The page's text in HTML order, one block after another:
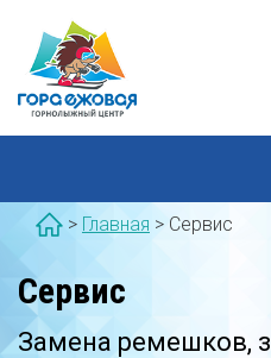
content
> Главная > Сервис
Сервис
Замена ремешков,